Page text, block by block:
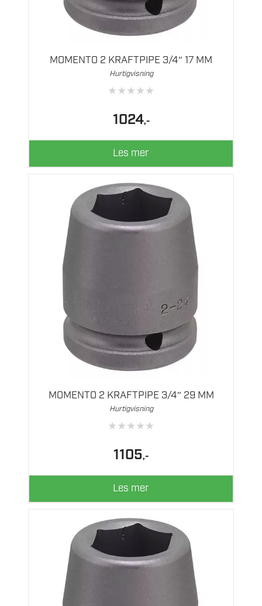
MOMENTO 2 KRAFTPIPE 3/4″ 17 MM
Hurtigvisning
★★★★★
1024,-
Les mer
MOMENTO 2 KRAFTPIPE 3/4″ 29 MM
Hurtigvisning
★★★★★
1105,-
Les mer